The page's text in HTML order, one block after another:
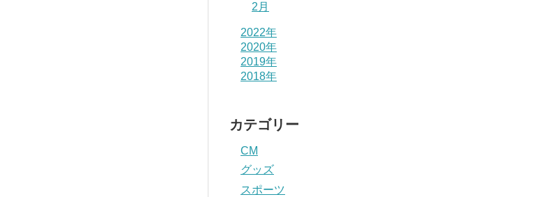
2月
2022年
2020年
2019年
2018年
カテゴリー
CM
グッズ
スポーツ